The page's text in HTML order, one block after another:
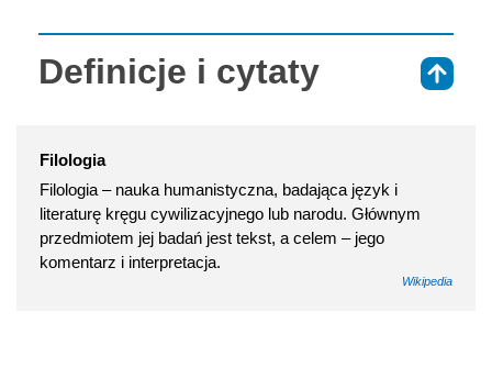
Definicje i cytaty
Filologia
Filologia – nauka humanistyczna, badająca język i
literaturę kręgu cywilizacyjnego lub narodu. Głównym
przedmiotem jej badań jest tekst, a celem – jego
komentarz i interpretacja.
Wikipedia